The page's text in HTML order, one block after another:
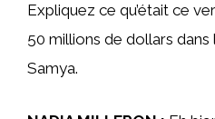
Expliquez ce qu’était ce
50 millions de dollars
Samya.